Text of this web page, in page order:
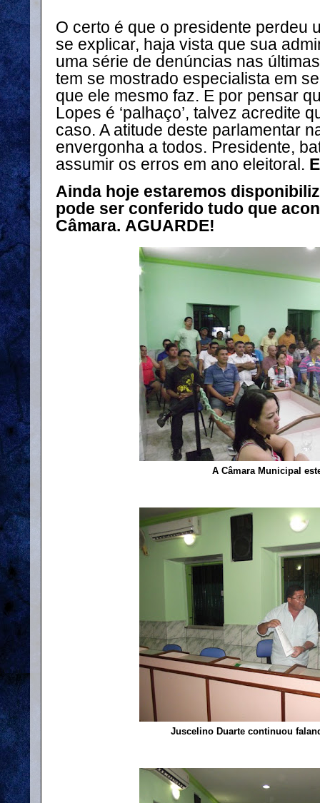
O certo é que o presidente perdeu
se explicar, haja vista que sua
uma série de denúncias nas
tem se mostrado especialista em
que ele mesmo faz. E por pensar
Lopes é ‘palhaço’, talvez acredite
caso. A atitude deste parlamentar
envergonha a todos. Presidente,
assumir os erros em ano eleitoral.
Ainda hoje estaremos
pode ser conferido tudo que
Câmara. AGUARDE!
A Câmara Municipal
Juscelino Duarte continuou